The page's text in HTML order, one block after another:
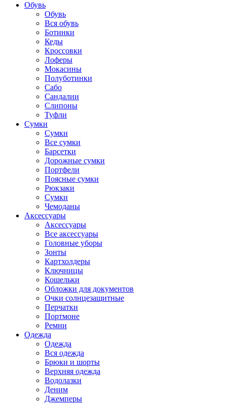
Обувь
Обувь
Вся обувь
Ботинки
Кеды
Кроссовки
Лоферы
Мокасины
Полуботинки
Сабо
Сандалии
Слипоны
Туфли
Сумки
Сумки
Все сумки
Барсетки
Дорожные сумки
Портфели
Поясные сумки
Рюкзаки
Сумки
Чемоданы
Аксессуары
Аксессуары
Все аксессуары
Головные уборы
Зонты
Картхолдеры
Ключницы
Кошельки
Обложки для документов
Очки солнцезащитные
Перчатки
Портмоне
Ремни
Одежда
Одежда
Вся одежда
Брюки и шорты
Верхняя одежда
Водолазки
Деним
Джемперы